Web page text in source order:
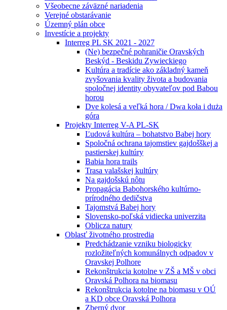
Všeobecne záväzné nariadenia
Verejné obstarávanie
Územný plán obce
Investície a projekty
Interreg PL SK 2021 - 2027
(Ne) bezpečné pohraničie Oravských
Beskýd - Beskidu Zywieckiego
Kultúra a tradície ako základný kameň
zvyšovania kvality života a budovania
spoločnej identity obyvateľov pod Babou
horou
Dve kolesá a veľká hora / Dwa koła i duża
góra
Projekty Interreg V-A PL-SK
Ľudová kultúra – bohatstvo Babej hory
Spoločná ochrana tajomstiev gajdošškej a
pastierskej kultúry
Babia hora trails
Trasa valašskej kultúry
Na gajdošskú nôtu
Propagácia Babohorského kultúrno-
prírodného dedičstva
Tajomstvá Babej hory
Slovensko-poľská vidiecka univerzita
Oblicza natury
Oblasť životného prostredia
Predchádzanie vzniku biologicky
rozložiteľných komunálnych odpadov v
Oravskej Polhore
Rekonštrukcia kotolne v ZŠ a MŠ v obci
Oravská Polhora na biomasu
Rekonštrukcia kotolne na biomasu v OÚ
a KD obce Oravská Polhora
Zberný dvor